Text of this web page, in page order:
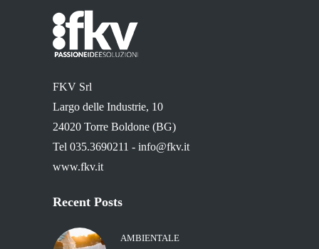
FKV Srl
Largo delle Industrie, 10
24020 Torre Boldone (BG)
Tel 035.3690211 - info@fkv.it
www.fkv.it
Recent Posts
AMBIENTALE